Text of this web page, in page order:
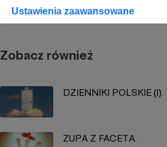
Ustawienia zaawansowane
Zobacz również
DZIENNIKI POLSKIE (I).
ZUPA Z FACETA.